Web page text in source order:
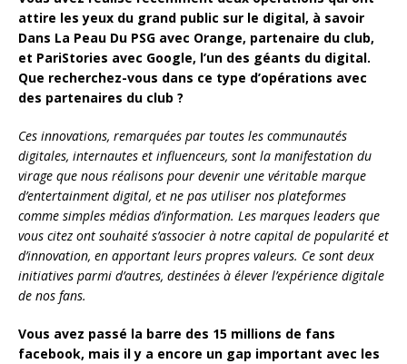
attire les yeux du grand public sur le digital, à savoir
Dans La Peau Du PSG avec Orange, partenaire du club,
et PariStories avec Google, l’un des géants du digital.
Que recherchez-vous dans ce type d’opérations avec
des partenaires du club ?
Ces innovations, remarquées par toutes les communautés
digitales, internautes et influenceurs, sont la manifestation du
virage que nous réalisons pour devenir une véritable marque
d’entertainment digital, et ne pas utiliser nos plateformes
comme simples médias d’information. Les marques leaders que
vous citez ont souhaité s’associer à notre capital de popularité et
d’innovation, en apportant leurs propres valeurs. Ce sont deux
initiatives parmi d’autres, destinées à élever l’expérience digitale
de nos fans.
Vous avez passé la barre des 15 millions de fans
facebook, mais il y a encore un gap important avec les